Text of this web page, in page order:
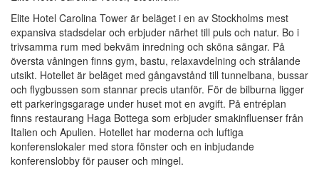
Elite Hotel Carolina Tower är beläget i en av Stockholms mest
expansiva stadsdelar och erbjuder närhet till puls och natur. Bo i
trivsamma rum med bekväm inredning och sköna sängar. På
översta våningen finns gym, bastu, relaxavdelning och strålande
utsikt. Hotellet är beläget med gångavstånd till tunnelbana, bussar
och flygbussen som stannar precis utanför. För de bilburna ligger
ett parkeringsgarage under huset mot en avgift. På entréplan
finns restaurang Haga Bottega som erbjuder smakinfluenser från
Italien och Apulien. Hotellet har moderna och luftiga
konferenslokaler med stora fönster och en inbjudande
konferenslobby för pauser och mingel.